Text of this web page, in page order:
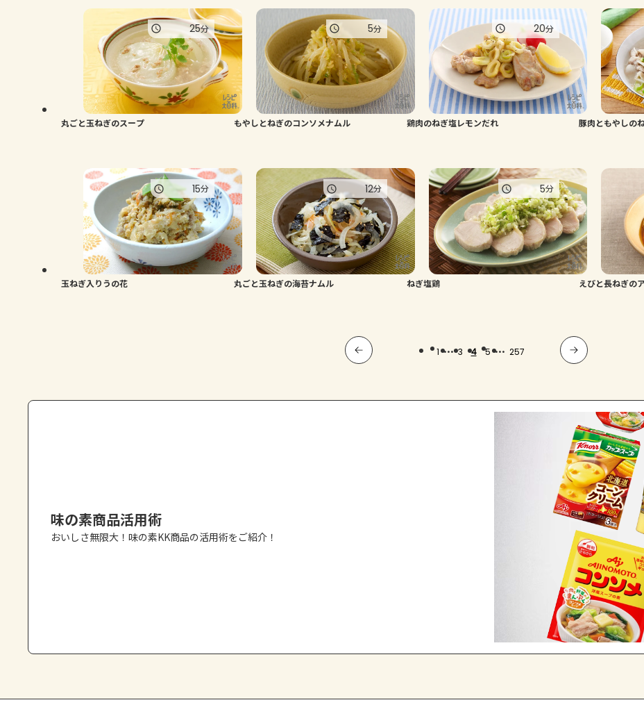
丸ごと玉ねぎのスープ
25分
もやしとねぎのコンソメナムル
5分
鶏肉のねぎ塩レモンだれ
20分
豚肉ともやしの
玉ねぎ入りうの花
15分
丸ごと玉ねぎの海苔ナムル
12分
ねぎ塩鶏
5分
えびと長ねぎの
1 ... 3 4 5 ... 257
味の素商品活用術
おいしさ無限大！味の素KK商品の活用術をご紹介！